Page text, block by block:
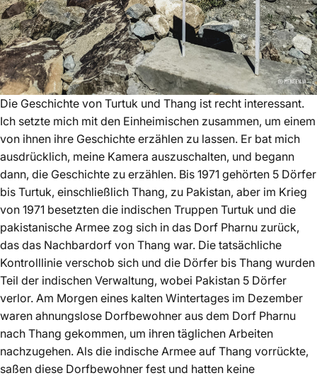
Die Geschichte von Turtuk und Thang ist recht interessant.
Ich setzte mich mit den Einheimischen zusammen, um einem
von ihnen ihre Geschichte erzählen zu lassen. Er bat mich
ausdrücklich, meine Kamera auszuschalten, und begann
dann, die Geschichte zu erzählen. Bis 1971 gehörten 5 Dörfer
bis Turtuk, einschließlich Thang, zu Pakistan, aber im Krieg
von 1971 besetzten die indischen Truppen Turtuk und die
pakistanische Armee zog sich in das Dorf Pharnu zurück,
das das Nachbardorf von Thang war. Die tatsächliche
Kontrolllinie verschob sich und die Dörfer bis Thang wurden
Teil der indischen Verwaltung, wobei Pakistan 5 Dörfer
verlor. Am Morgen eines kalten Wintertages im Dezember
waren ahnungslose Dorfbewohner aus dem Dorf Pharnu
nach Thang gekommen, um ihren täglichen Arbeiten
nachzugehen. Als die indische Armee auf Thang vorrückte,
saßen diese Dorfbewohner fest und hatten keine